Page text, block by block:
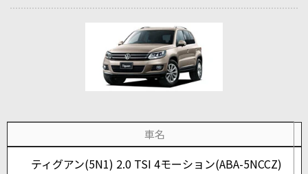
車名
ティグアン(5N1) 2.0 TSI 4モーション(ABA-5NCCZ)